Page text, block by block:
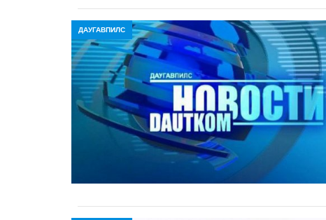
ДАУГАВПИЛС